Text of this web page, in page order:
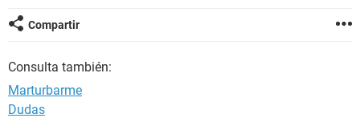
Compartir
Consulta también:
Marturbarme
Dudas